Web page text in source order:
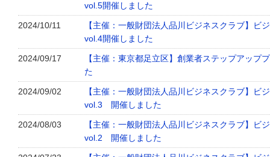
vol.5開催しました
2024/10/11
【主催：一般財団法人品川ビジネスクラブ】ビ
vol.4開催しました
2024/09/17
【主催：東京都足立区】創業者ステップアップ
た
2024/09/02
【主催：一般財団法人品川ビジネスクラブ】ビ
vol.3 開催しました
2024/08/03
【主催：一般財団法人品川ビジネスクラブ】ビ
vol.2 開催しました